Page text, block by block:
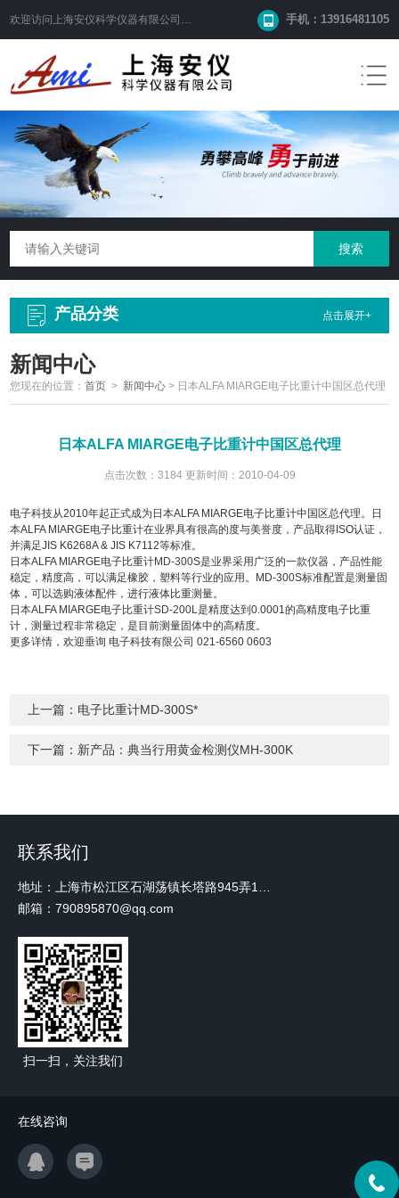
欢迎访问 上海安仪科学仪器有限公司 网站！ 手机：13916481105
产品分类 点击展开+
新闻中心
您现在的位置：首页 > 新闻中心 > 日本ALFA MIARGE电子比重计中国区总代理
日本ALFA MIARGE电子比重计中国区总代理
点击次数：3184 更新时间：2010-04-09
电子科技从2010年起正式成为日本ALFA MIARGE电子比重计中国区总代理。日
本ALFA MIARGE电子比重计在业界具有很高的度与美誉度，产品取得ISO认证，
并满足JIS K6268A & JIS K7112等标准。
日本ALFA MIARGE电子比重计MD-300S是业界采用广泛的一款仪器，产品性能
稳定，精度高，可以满足橡胶，塑料等行业的应用。 MD-300S标准配置是测量固
体，可以选购液体配件，进行液体比重测量。
日本ALFA MIARGE电子比重计SD-200L是精度达到0.0001的高精度电子比重
计，测量过程非常稳定，是目前测量固体中的高精度。
更多详情，欢迎垂询 电子科技有限公司 021-6560 0603
上一篇： 电子比重计MD-300S*
下一篇： 新产品：典当行用黄金检测仪MH-300K
联系我们
邮箱：790895870@qq.com
扫一扫，关注我们
在线咨询